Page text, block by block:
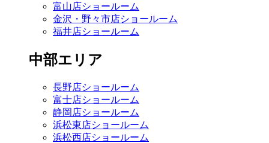
富山店ショールーム
金沢・野々市店ショールーム
福井店ショールーム
中部エリア
長野店ショールーム
富士店ショールーム
静岡店ショールーム
浜松東店ショールーム
浜松西店ショールーム